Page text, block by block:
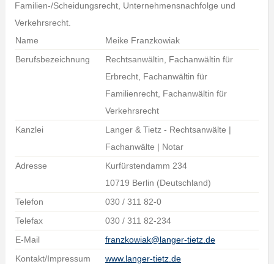
Familien-/Scheidungsrecht, Unternehmensnachfolge und
Verkehrsrecht.
Name
Meike Franzkowiak
Berufsbezeichnung
Rechtsanwältin, Fachanwältin für
Erbrecht, Fachanwältin für
Familienrecht, Fachanwältin für
Verkehrsrecht
Kanzlei
Langer & Tietz - Rechtsanwälte |
Fachanwälte | Notar
Adresse
Kurfürstendamm 234
10719 Berlin (Deutschland)
Telefon
030 / 311 82-0
Telefax
030 / 311 82-234
E-Mail
franzkowiak@langer-tietz.de
Kontakt/Impressum
www.langer-tietz.de